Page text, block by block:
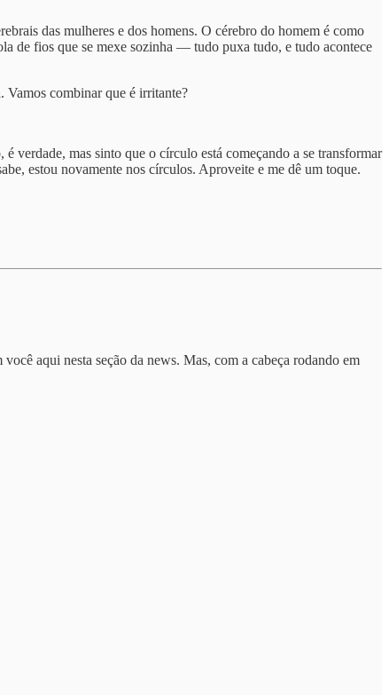
das mulheres e dos homens. O cérebro do homem é como
de fios que se mexe sozinha — tudo puxa tudo, e tudo acontece
Vamos combinar que é irritante?
mas sinto que o círculo está começando a se transformar
estou novamente nos círculos. Aproveite e me dê um toque.
aqui nesta seção da news. Mas, com a cabeça rodando em